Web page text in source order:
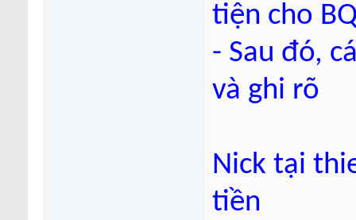
tiện cho
- Sau đó,
và ghi rõ
Nick tại
tiền